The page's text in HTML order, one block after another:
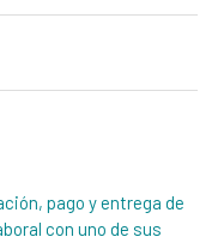
pago y entrega de
con uno de sus